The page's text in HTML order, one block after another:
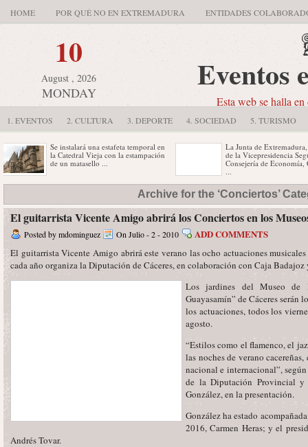
HOME POR QUÉ NO EN EXTREMADURA ENTIDADES
10
August , 2026
MONDAY Eventos
Esta web se halla
1. EVENTOS 2. CULTURA 3. DEPORTE 4. SOCIEDAD 5. TURISMO
Se instalará una estafeta temporal en
la Catedral Vieja con la estampación
de un matasello ...
La Junta de Extremadura, a través
de la Vicepresidencia Segunda y
Consejería de Economía, Comercio
La programación del Gran Teatro
septiembre y ...
La empresa extremeña de
depuración natural Aquaphytex
participará en representación de
España en la cuarta ...
Archive for the ‘Conciertos’
El guitarrista Vicente Amigo abrirá los Conciertos en los
Posted by mdominguez On Julio - 2 - 2010 ADD COMMENTS
El guitarrista Vicente Amigo abrirá este verano las ocho actuaciones
cada año organiza la Diputación de Cáceres, en colaboración con Caja Badajoz
Los jardines del Museo de
Guayasamín” de Cáceres serán
los actuaciones, todos los
agosto.
“Estilos como el flamenco, el
las noches de verano
nacional e internacional”,
de la Diputación Provincial y
González, en la presentación.
González ha estado
2016, Carmen Heras; y el
Andrés Tovar.